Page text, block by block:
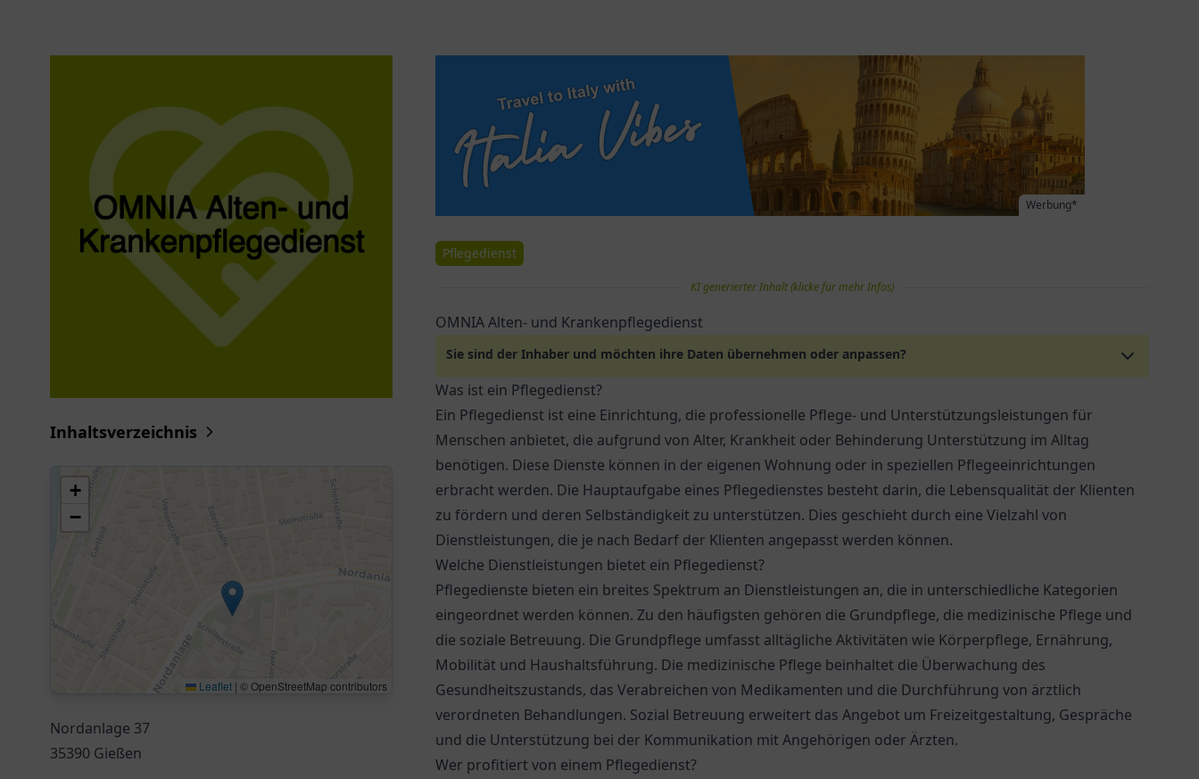
Inhaltsverzeichnis
+
−
Leaflet | © OpenStreetMap contributors
Nordanlage 37
35390 Gießen
Werbung*
Pflegedienst
KI generierter Inhalt (klicke für mehr Infos)
OMNIA Alten- und Krankenpflegedienst
Sie sind der Inhaber und möchten ihre Daten übernehmen oder anpassen?
Was ist ein Pflegedienst?
Ein Pflegedienst ist eine Einrichtung, die professionelle Pflege- und Unterstützungsleistungen für
Menschen anbietet, die aufgrund von Alter, Krankheit oder Behinderung Unterstützung im Alltag
benötigen. Diese Dienste können in der eigenen Wohnung oder in speziellen Pflegeeinrichtungen
erbracht werden. Die Hauptaufgabe eines Pflegedienstes besteht darin, die Lebensqualität der Klienten
zu fördern und deren Selbständigkeit zu unterstützen. Dies geschieht durch eine Vielzahl von
Dienstleistungen, die je nach Bedarf der Klienten angepasst werden können.
Welche Dienstleistungen bietet ein Pflegedienst?
Pflegedienste bieten ein breites Spektrum an Dienstleistungen an, die in unterschiedliche Kategorien
eingeordnet werden können. Zu den häufigsten gehören die Grundpflege, die medizinische Pflege und
die soziale Betreuung. Die Grundpflege umfasst alltägliche Aktivitäten wie Körperpflege, Ernährung,
Mobilität und Haushaltsführung. Die medizinische Pflege beinhaltet die Überwachung des
Gesundheitszustands, das Verabreichen von Medikamenten und die Durchführung von ärztlich
verordneten Behandlungen. Sozial Betreuung erweitert das Angebot um Freizeitgestaltung, Gespräche
und die Unterstützung bei der Kommunikation mit Angehörigen oder Ärzten.
Wer profitiert von einem Pflegedienst?